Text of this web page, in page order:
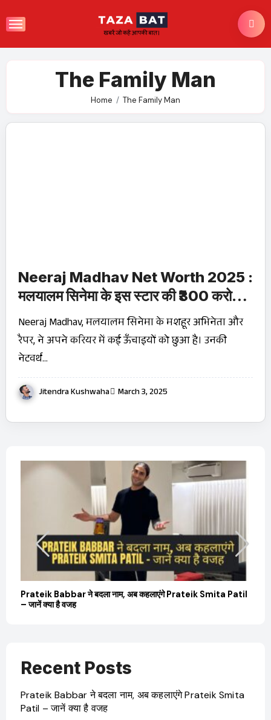
to
The Family Man
Home The Family Man
Neeraj Madhav Net Worth 2025 :
मलयालम सिनेमा के इस स्टार की ₹300 करोड़
संपत्ति का राज़! जानिए उनकी सफलता की
कहानी
Neeraj Madhav, मलयालम सिनेमा के मशहूर अभिनेता और
रैपर, ने अपने करियर में कई ऊँचाइयों को छुआ है। उनकी
नेटवर्थ…
Jitendra Kushwaha March 3, 2025
Prateik Babbar ने बदला नाम, अब कहलाएंगे Prateik Smita Patil
– जानें क्या है वजह
Recent Posts
Prateik Babbar ने बदला नाम, अब कहलाएंगे Prateik Smita
Patil – जानें क्या है वजह